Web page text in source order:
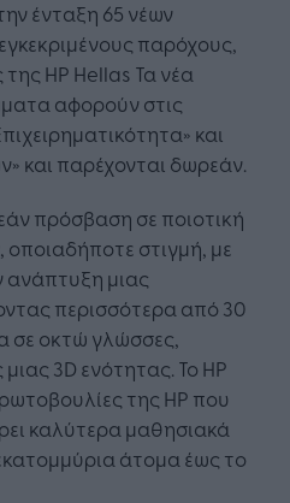
ένταξη 65 νέων
παρόχους,
HP Hellas Τα νέα
αφορούν στις
και
και παρέχονται δωρεάν.
πρόσβαση σε ποιοτική
στιγμή, με
ανάπτυξη μιας
περισσότερα από 30
σε οκτώ γλώσσες,
3D ενότητας. Το HP
της ΗP που
καλύτερα μαθησιακά
άτομα έως το